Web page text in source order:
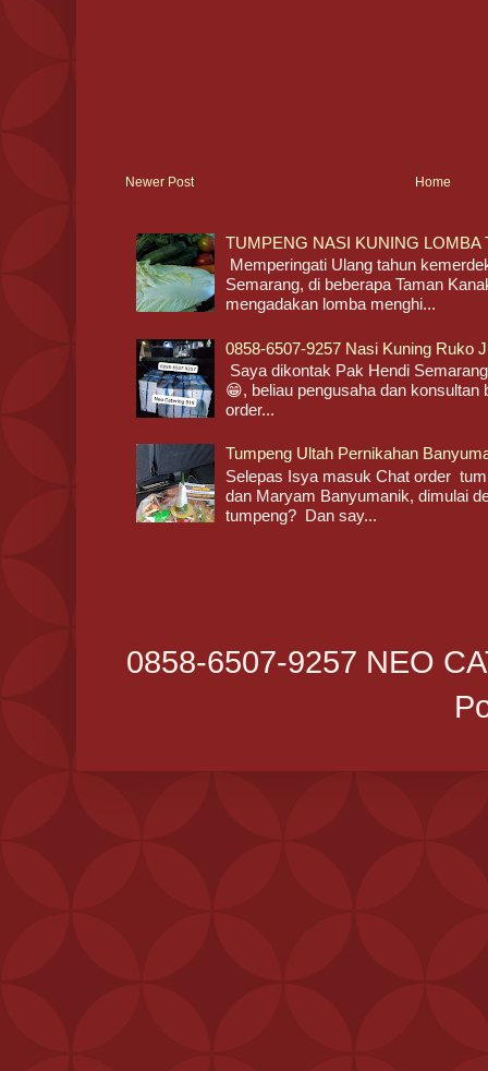
Newer Post Home
TUMPENG NASI KUNING LOMBA
Memperingati Ulang tahun
Semarang, di beberapa Taman
mengadakan lomba menghi...
0858-6507-9257 Nasi Kuning Ruko
Saya dikontak Pak Hendi
😁, beliau pengusaha dan
order...
Tumpeng Ultah Pernikahan
Selepas Isya masuk Chat order
dan Maryam Banyumanik, dimulai
tumpeng? Dan say...
0858-6507-9257 NEO